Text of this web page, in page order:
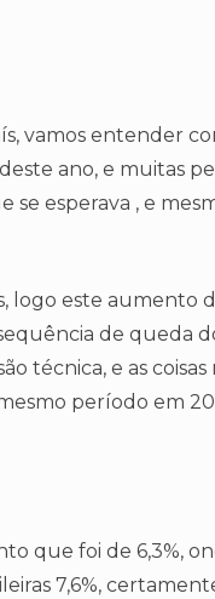
vamos entender
ano, e muitas
se esperava , e
logo este
de queda
técnica, e as
período em
que foi de 6,3%,
7,6%,